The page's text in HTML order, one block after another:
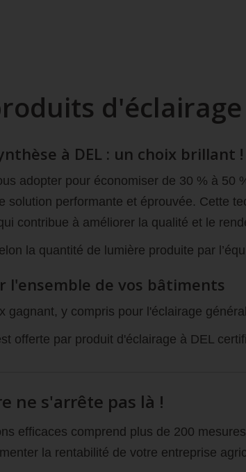
à DEL : un choix brillant !
adopter pour économiser de 30 % à 50
solution performante et éprouvée. Cette
contribue à améliorer la qualité et le
la quantité de lumière produite par
l'ensemble de vos bâtiments
gagnant, y compris pour l'éclairage
offerte par produit d'éclairage à DEL
ne s'arrête pas là !
efficaces comprend plus de 200
la rentabilité de votre entreprise